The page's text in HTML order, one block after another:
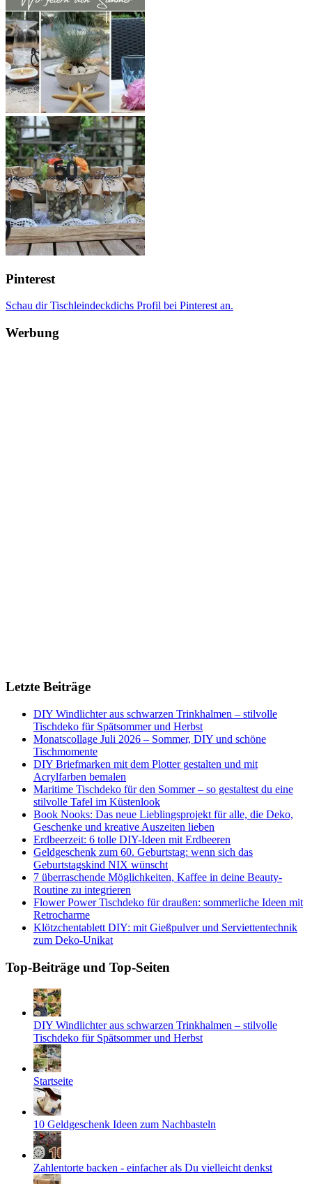
Pinterest
Schau dir Tischleindeckdichs Profil bei Pinterest an.
Werbung
Letzte Beiträge
DIY Windlichter aus schwarzen Trinkhalmen – stilvolle
Tischdeko für Spätsommer und Herbst
Monatscollage Juli 2026 – Sommer, DIY und schöne
Tischmomente
DIY Briefmarken mit dem Plotter gestalten und mit
Acrylfarben bemalen
Maritime Tischdeko für den Sommer – so gestaltest du eine
stilvolle Tafel im Küstenlook
Book Nooks: Das neue Lieblingsprojekt für alle, die Deko,
Geschenke und kreative Auszeiten lieben
Erdbeerzeit: 6 tolle DIY-Ideen mit Erdbeeren
Geldgeschenk zum 60. Geburtstag: wenn sich das
Geburtstagskind NIX wünscht
7 überraschende Möglichkeiten, Kaffee in deine Beauty-
Routine zu integrieren
Flower Power Tischdeko für draußen: sommerliche Ideen mit
Retrocharme
Klötzchentablett DIY: mit Gießpulver und Serviettentechnik
zum Deko-Unikat
Top-Beiträge und Top-Seiten
DIY Windlichter aus schwarzen Trinkhalmen – stilvolle
Tischdeko für Spätsommer und Herbst
Startseite
10 Geldgeschenk Ideen zum Nachbasteln
Zahlentorte backen - einfacher als Du vielleicht denkst